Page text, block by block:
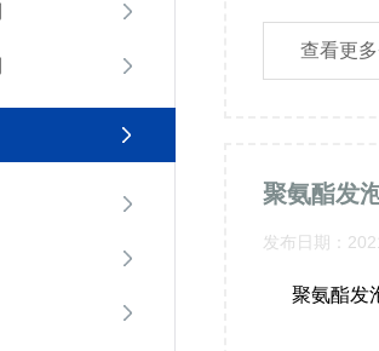
查看更
聚氨酯发
发布日期：
聚氨酯发